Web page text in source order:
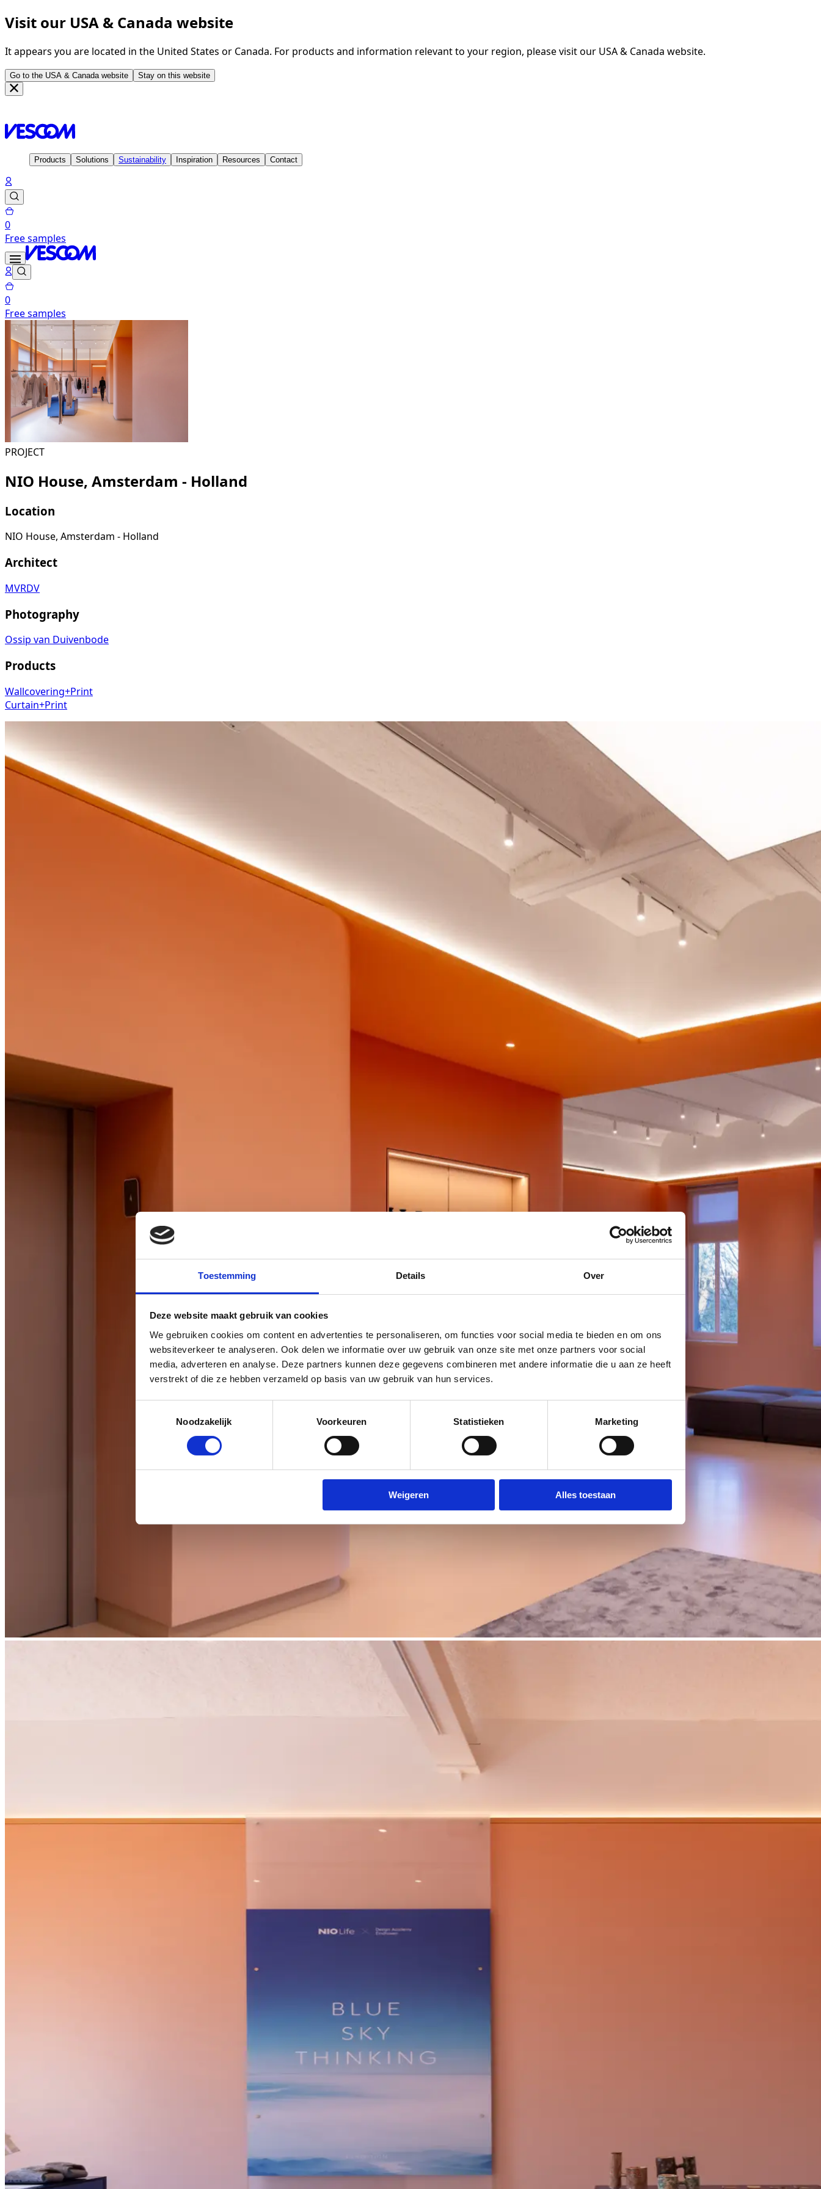
Toestemming Details Over
Deze website maakt gebruik van cookies
We gebruiken cookies om content en advertenties te personaliseren, om functies voor social media te bieden en om ons
websiteverkeer te analyseren. Ook delen we informatie over uw gebruik van onze site met onze partners voor social
media, adverteren en analyse. Deze partners kunnen deze gegevens combineren met andere informatie die u aan ze heeft
verstrekt of die ze hebben verzameld op basis van uw gebruik van hun services.
Noodzakelijk
Voorkeuren Statistieken Marketing
Weigeren Alles toestaan
Visit our USA & Canada website
It appears you are located in the United States or Canada. For products and information relevant to your region, please visit our USA & Canada website.
Go to the USA & Canada website Stay on this website
Products Solutions Sustainability Inspiration Resources Contact
0
Free samples
0
Free samples
PROJECT
NIO House, Amsterdam - Holland
Location
NIO House, Amsterdam - Holland
Architect
MVRDV
Photography
Ossip van Duivenbode
Products
Wallcovering+Print
Curtain+Print